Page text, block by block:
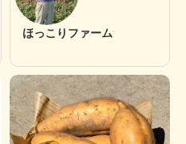
ほっこりファーム